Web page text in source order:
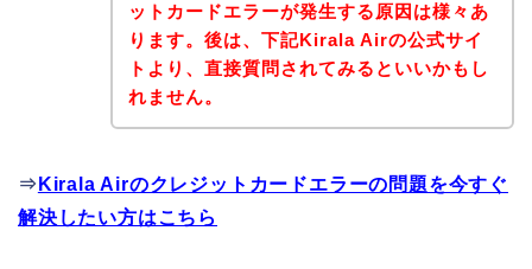
ットカードエラーが発生する原因は様々あ
ります。後は、下記Kirala Airの公式サイ
トより、直接質問されてみるといいかもし
れません。
⇒ Kirala Airのクレジットカードエラーの問題を今すぐ
解決したい方はこちら